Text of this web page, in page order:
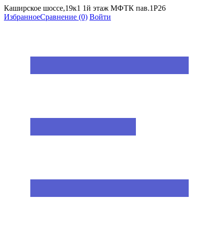
Каширское шоссе,19к1 1й этаж МФТК пав.1Р26
ИзбранноеСравнение (0) Войти